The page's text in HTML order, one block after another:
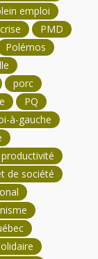
emploi
PMD
Polémos
porc
PQ
à-gauche
productivité
de société